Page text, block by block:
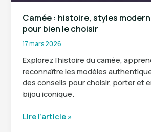
Camée : histoire, styles
pour bien le choisir
17 mars 2026
Explorez l’histoire du camée,
reconnaître les modèles
des conseils pour choisir, porter et
bijou iconique.
Camée :
Lire l’article »